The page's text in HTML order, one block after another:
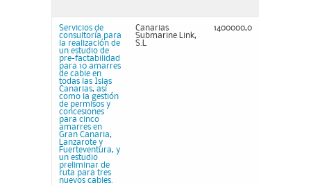
Servicios de
consultoría para
la realización de
un estudio de
pre-factabilidad
para 10 amarres
de cable en
todas las Islas
Canarias, así
como la gestión
de permisos y
concesiones
para cinco
amarres en
Gran Canaria,
Lanzarote y
Fuerteventura, y
un estudio
preliminar de
ruta para tres
nuevos cables.
Canarias
Submarine Link,
S.L
1400000,0